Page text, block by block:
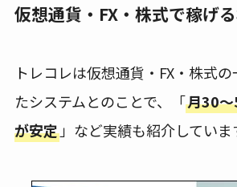
仮想通貨・FX・株式で稼げ
トレコレは仮想通貨・FX・株式
たシステムとのことで、「月30
が安定」など実績も紹介していま